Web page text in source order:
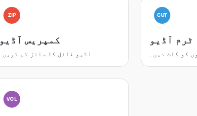
ZIP
کمپریس آڈیو
آڈیو فائل کا سائز کم کریں۔
CUT
ٹرم آڈیو
کو کاٹ دیں۔
VOL